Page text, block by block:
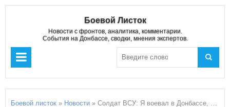
Боевой Листок
Новости с фронтов, аналитика, комментарии.
События на Донбассе, сводки, мнения экспертов.
Боевой листок » Новости » Солдат ВСУ: Я воевал в Донбассе, и теперь меня все за это ненавидят